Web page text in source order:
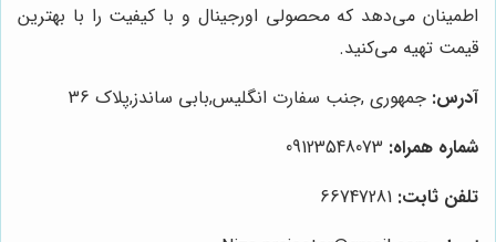
اطمینان می‌دهد که محصولی اورجینال و با کیفیت را با بهترین
قیمت تهیه می‌کنید.
آدرس: جمهوری ,جنب سفارت انگلیس,بابی ساندز,پلاک 36
شماره همراه:
تلفن ثابت: